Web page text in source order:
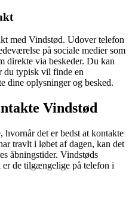
med Vindstød. Udover telefon
på sociale medier som
direkte via beskeder. Du kan
du typisk vil finde en
dine oplysninger og besked.
Vindstød
det er bedst at kontakte
travlt i løbet af dagen, kan det
åbningstider. Vindstøds
de tilgængelige på telefon i